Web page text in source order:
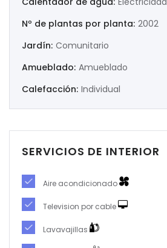
|-Navarra
|-Palencia
|-Salamanca
|-Santa Cruz de Tenerife
|-Segovia
|-Sevilla
Nº de plantas por planta: 2002
Jardín: Comunitario
Amueblado: Amueblado
Calefacción: Individual
SERVICIOS DE INTERIOR
Aire acondicionado
Television por cable
Lavavajillas